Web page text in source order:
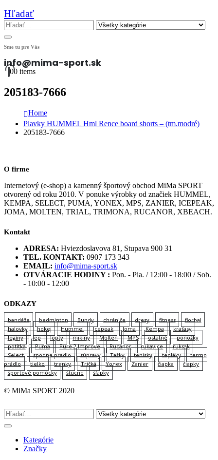
Hľadať
Sme tu pre Vás
info@mima-sport.sk
00 items
205183-7666
Home
Plavky HUMMEL Hml Rence board shorts – (tm.modré)
205183-7666
O firme
Internetový (e-shop) a kamenný športový obchod MiMa SPORT
otvorený od roku 2010. V ponuke výrobky od značiek HUMMEL,
KEMPA, SELECT, PUMA, YONEX, MPS, ZANIER, ICEPEAK,
JOMA, MOLTEN, TRIAL, TRIMONA, RUCANOR, XBEACH.
Kontakt
ADRESA: Hviezdoslavova 81, Stupava 900 31
TEL. KONTAKT: 0907 173 343
EMAIL: info@mima-sport.sk
OTVÁRACIE HODINY : Pon. - Pia. / 12:00 - 18:00 / Sob.
- 10:00 - 12:00
ODKAZY
bandáže bedminton Bundy chrániče dresy fitness
florbal
halovky
hokej Hummel Icepeak Joma Kempa
kraťasy
legíny
lep lopty mikiny Molten MPS ostatné
ponožky
potítka
Puma Pure 2 Improve Rucanor rukavice
ruksak
Select
spodne pradlo súpravy Tašky tenisky tepláky
termo
prádlo
tielko trenky Tričká Yonex Zanier čiapka
čiapky
športové pomôcky
štucne šľapky
© MiMa SPORT 2020
Kategórie
Značky